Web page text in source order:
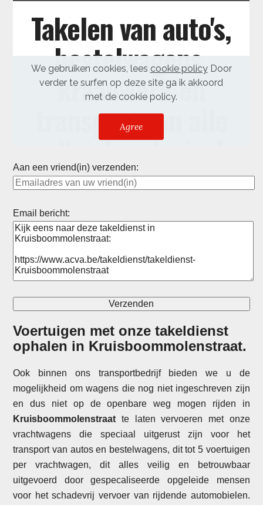
Aan een vriend(in) verzenden:
Email bericht:
Voertuigen met onze takeldienst
ophalen in Kruisboommolenstraat.
Ook binnen ons transportbedrijf bieden we u de
mogelijkheid om wagens die nog niet ingeschreven zijn
en dus niet op de openbare weg mogen rijden in
Kruisboommolenstraat te laten vervoeren met onze
vrachtwagens die speciaal uitgerust zijn voor het
transport van autos en bestelwagens, dit tot 5 voertuigen
per vrachtwagen, dit alles veilig en betrouwbaar
uitgevoerd door gespecaliseerde opgeleide mensen
voor het schadevrij vervoer van rijdende automobielen.